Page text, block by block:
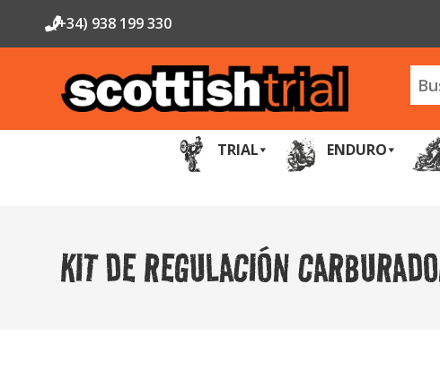
(+34) 938 199 330
TRIAL ENDURO
KIT DE REGULACIÓN